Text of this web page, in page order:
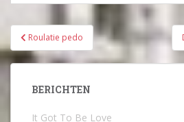
Bericht
navigatie
Roulatie pedo
BERICHTEN
It Got To Be Love